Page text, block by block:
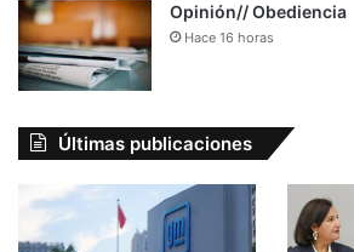
Opinión// Obediencia
Hace 16 horas
Últimas publicaciones